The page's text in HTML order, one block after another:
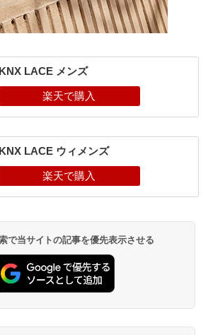
KNX LACE メンズ
KNX LACE ウィメンズ
で当サイトの記事を優先表示させる